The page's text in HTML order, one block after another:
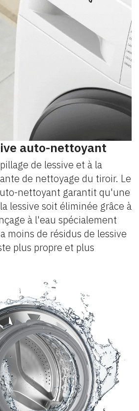
auto-nettoyant
de lessive et à la
de nettoyage du tiroir. Le
nettoyant garantit qu'une
lessive soit éliminée grâce à
à l'eau spécialement
moins de résidus de lessive
plus propre et plus